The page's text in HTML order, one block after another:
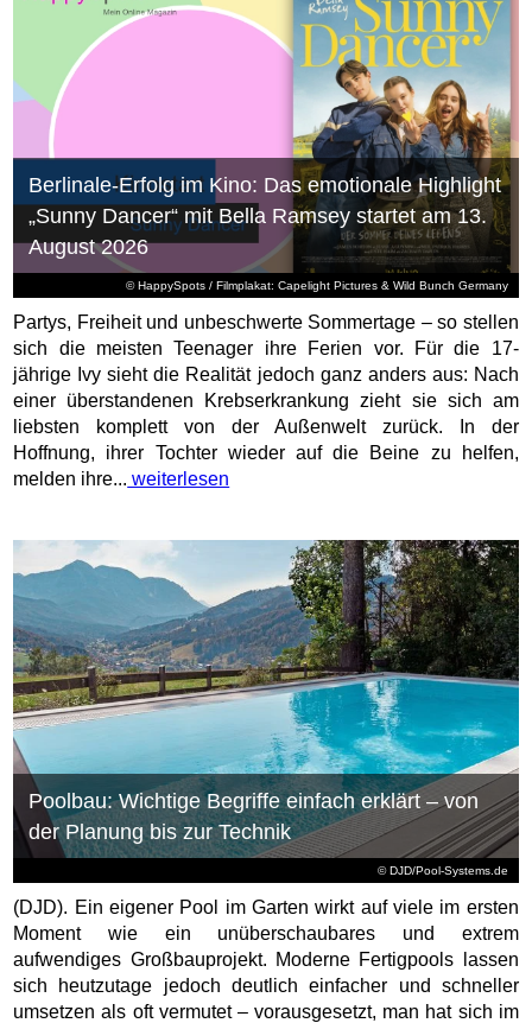
© HappySpots / Filmplakat: Capelight Pictures & Wild Bunch Germany
Berlinale-Erfolg im Kino: Das emotionale Highlight
„Sunny Dancer“ mit Bella Ramsey startet am 13.
August 2026
Partys, Freiheit und unbeschwerte Sommertage – so stellen
sich die meisten Teenager ihre Ferien vor. Für die 17-
jährige Ivy sieht die Realität jedoch ganz anders aus: Nach
einer überstandenen Krebserkrankung zieht sie sich am
liebsten komplett von der Außenwelt zurück. In der
Hoffnung, ihrer Tochter wieder auf die Beine zu helfen,
melden ihre... weiterlesen
© DJD/Pool-Systems.de
Poolbau: Wichtige Begriffe einfach erklärt – von
der Planung bis zur Technik
(DJD). Ein eigener Pool im Garten wirkt auf viele im ersten
Moment wie ein unüberschaubares und extrem
aufwendiges Großbauprojekt. Moderne Fertigpools lassen
sich heutzutage jedoch deutlich einfacher und schneller
umsetzen als oft vermutet – vorausgesetzt, man hat sich im